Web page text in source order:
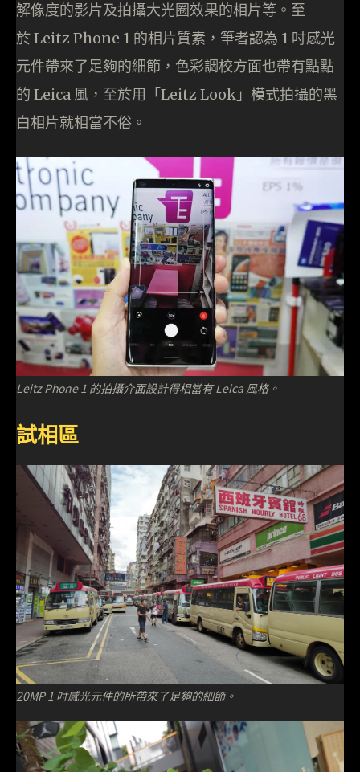
解像度的影片及拍攝大光圈效果的相片等。至
於 Leitz Phone 1 的相片質素，筆者認為 1 吋感光
元件帶來了足夠的細節，色彩調校方面也帶有點點
的 Leica 風，至於用「Leitz Look」模式拍攝的黑
白相片就相當不俗。
Leitz Phone 1 的拍攝介面設計得相當有 Leica 風格。
試相區
20MP 1 吋感光元件的所帶來了足夠的細節。